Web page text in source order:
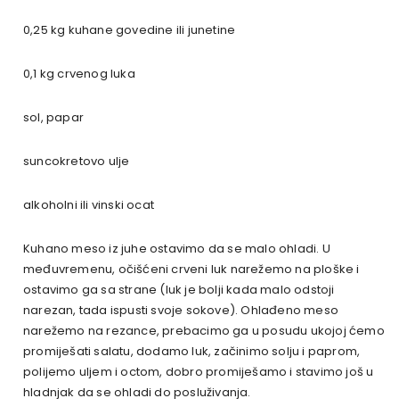
0,25 kg kuhane govedine ili junetine
0,1 kg crvenog luka
sol, papar
suncokretovo ulje
alkoholni ili vinski ocat
Kuhano meso iz juhe ostavimo da se malo ohladi. U
međuvremenu, očišćeni crveni luk narežemo na ploške i
ostavimo ga sa strane (luk je bolji kada malo odstoji
narezan, tada ispusti svoje sokove). Ohlađeno meso
narežemo na rezance, prebacimo ga u posudu ukojoj ćemo
promiješati salatu, dodamo luk, začinimo solju i paprom,
polijemo uljem i octom, dobro promiješamo i stavimo još u
hladnjak da se ohladi do posluživanja.